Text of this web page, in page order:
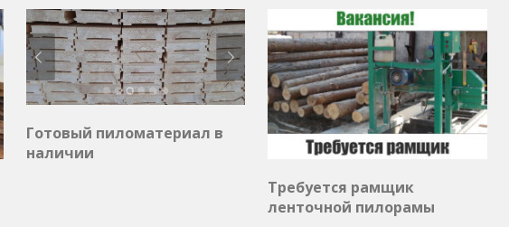
Готовый пиломатериал в
наличии
Требуется рамщик
ленточной пилорамы